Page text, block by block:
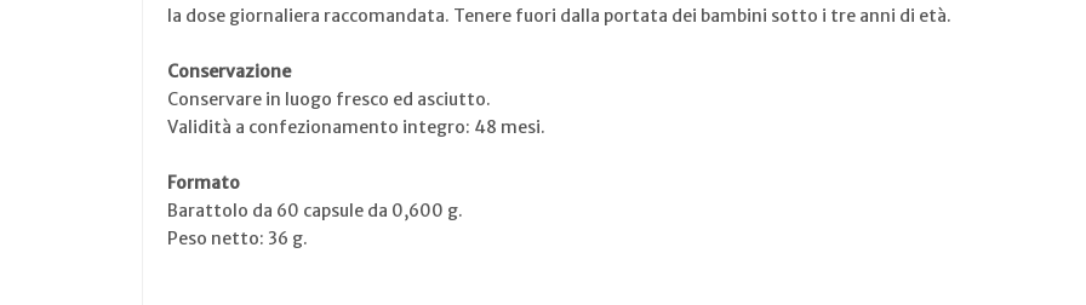
la dose giornaliera raccomandata. Tenere fuori dalla portata dei bambini sotto i tre anni di età.
Conservazione
Conservare in luogo fresco ed asciutto.
Validità a confezionamento integro: 48 mesi.
Formato
Barattolo da 60 capsule da 0,600 g.
Peso netto: 36 g.